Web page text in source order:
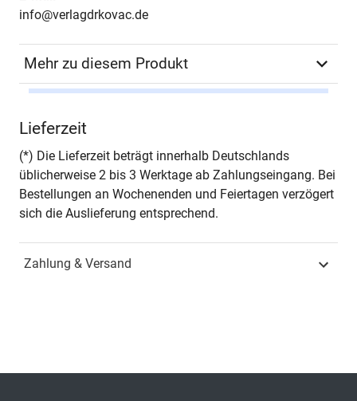
info@verlagdrkovac.de
Mehr zu diesem Produkt
Seiten 260
Jahr Hamburg 2007
Schriftenreihe
Lieferzeit
(*) Die Lieferzeit beträgt innerhalb Deutschlands
üblicherweise 2 bis 3 Werktage ab Zahlungseingang. Bei
Bestellungen an Wochenenden und Feiertagen verzögert
sich die Auslieferung entsprechend.
Zahlung & Versand